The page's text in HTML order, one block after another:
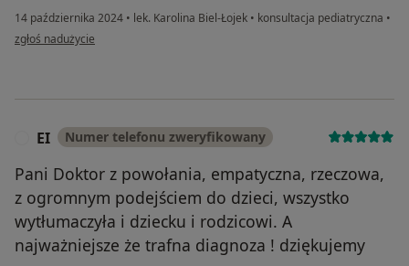
14 października 2024 • lek. Karolina Biel-Łojek • konsultacja pediatryczna •
w opinii użytkownika JF
zgłoś nadużycie
EI Numer telefonu zweryfikowany
Pani Doktor z powołania, empatyczna, rzeczowa,
z ogromnym podejściem do dzieci, wszystko
wytłumaczyła i dziecku i rodzicowi. A
najważniejsze że trafna diagnoza ! dziękujemy